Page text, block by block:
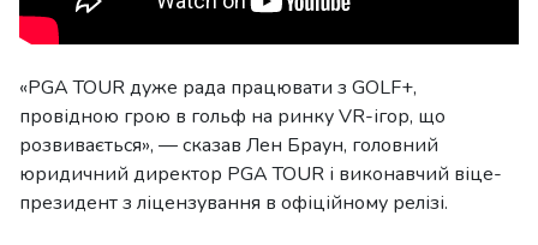
«PGA TOUR дуже рада працювати з GOLF+,
провідною грою в гольф на ринку VR-ігор, що
розвивається», — сказав Лен Браун, головний
юридичний директор PGA TOUR і виконавчий віце-
президент з ліцензування в офіційному релізі.